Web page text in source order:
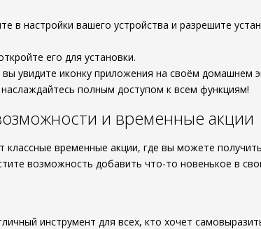
в настройки вашего устройства и разрешите
его для установки.
увидите иконку приложения на своём домашнем
полным доступом к всем функциям!
и временные акции
классные временные акции, где вы можете
возможность добавить что-то новенькое в
инструмент для всех, кто хочет